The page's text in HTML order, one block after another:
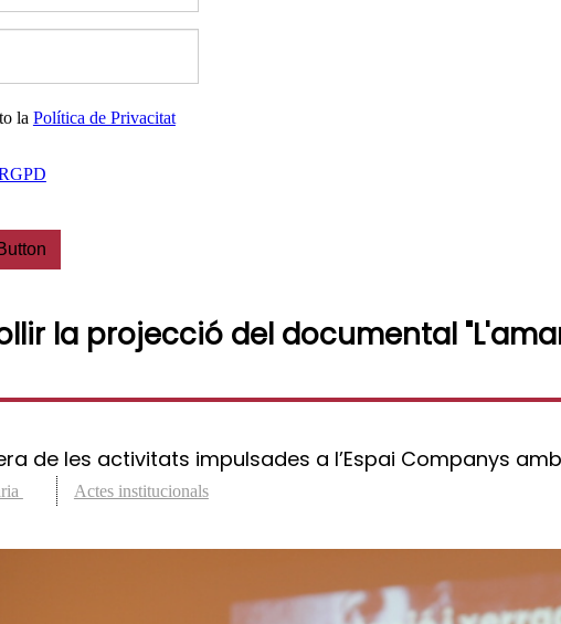
la Política de Privacitat
la projecció del documental
de les activitats impulsades a l’Espai Companys
Actes institucionals